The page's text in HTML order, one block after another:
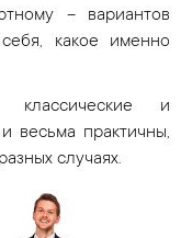
– вариантов
какое именно
и
весьма практичны,
случаях.